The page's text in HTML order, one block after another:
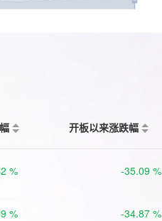
开板以来涨跌幅
% -35.09 %
% -34.87 %